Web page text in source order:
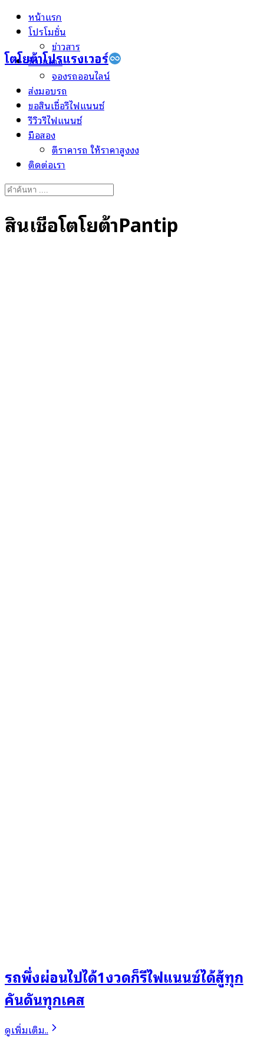
Skip
โตโยต้าโปรแรงเวอร์
หน้าแรก
โปรโมชั่น
ข่าวสาร
ป้ายแดง
จองรถออนไลน์
ส่งมอบรถ
ขอสินเชื่อรีไฟแนนซ์
รีวิวรีไฟแนนซ์
มือสอง
ตีราคารถ ให้ราคาสูงงง
ติดต่อเรา
Search
สินเชื่อโตโยต้าPantip
รถพึ่งผ่อนไปได้1งวดก็รีไฟแนนซ์ได้สู้ทุก
คันดันทุกเคส
ดูเพิ่มเติม..